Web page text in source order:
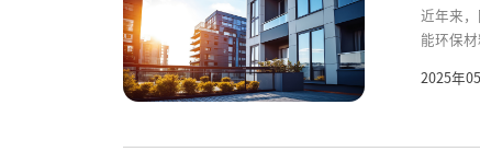
近年来
能环保
2025年